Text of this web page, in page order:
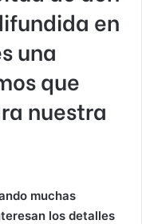
en
una
que
nuestra
muchas
los detalles